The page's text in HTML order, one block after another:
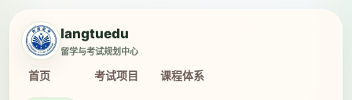
langtuedu
留学与考试规划中心
首页 考试项目 课程体系